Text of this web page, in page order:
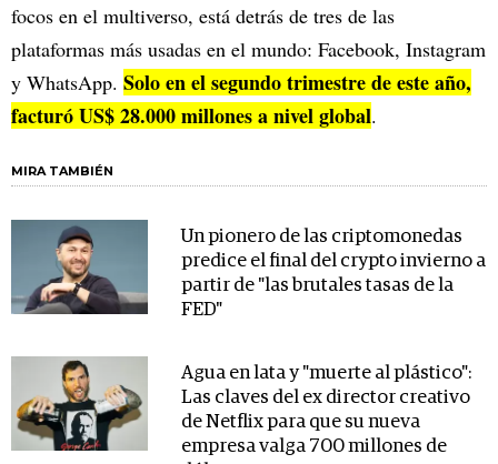
focos en el multiverso, está detrás de tres de las
plataformas más usadas en el mundo: Facebook, Instagram
y WhatsApp. Solo en el segundo trimestre de este año,
facturó US$ 28.000 millones a nivel global.
MIRA TAMBIÉN
Un pionero de las criptomonedas
predice el final del crypto invierno a
partir de "las brutales tasas de la
FED"
Agua en lata y "muerte al plástico":
Las claves del ex director creativo
de Netflix para que su nueva
empresa valga 700 millones de